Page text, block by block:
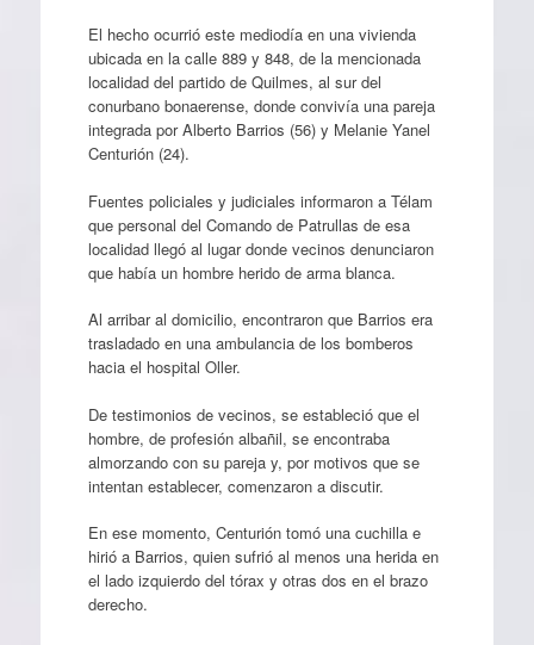
El hecho ocurrió este mediodía en una vivienda
ubicada en la calle 889 y 848, de la mencionada
localidad del partido de Quilmes, al sur del
conurbano bonaerense, donde convivía una pareja
integrada por Alberto Barrios (56) y Melanie Yanel
Centurión (24).
Fuentes policiales y judiciales informaron a Télam
que personal del Comando de Patrullas de esa
localidad llegó al lugar donde vecinos denunciaron
que había un hombre herido de arma blanca.
Al arribar al domicilio, encontraron que Barrios era
trasladado en una ambulancia de los bomberos
hacia el hospital Oller.
De testimonios de vecinos, se estableció que el
hombre, de profesión albañil, se encontraba
almorzando con su pareja y, por motivos que se
intentan establecer, comenzaron a discutir.
En ese momento, Centurión tomó una cuchilla e
hirió a Barrios, quien sufrió al menos una herida en
el lado izquierdo del tórax y otras dos en el brazo
derecho.